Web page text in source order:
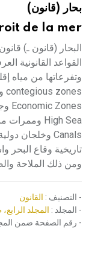
هيئة
بحار (قانون)
de la mer
القواعد القانونية
تاريخية وقاع البحر
ومن ذلك الملاحة
- التصنيف : القانون
- المجلد : المجلد الرابع، طبعة
- رقم الصفحة ضمن